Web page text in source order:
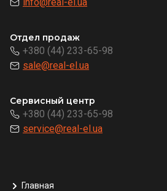
Отдел продаж
+380 (44) 233-65-98
sale@real-el.ua
Сервисный центр
+380 (44) 233-65-98
service@real-el.ua
Главная